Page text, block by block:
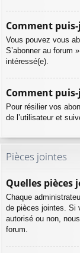
Comment
Vous pouvez vous
S’abonner au forum
intéressé(e).
Comment
Pour résilier vos
de l’utilisateur et
Pièces jointes
Quelles pièces
Chaque
de pièces jointes. Si
autorisé ou non,
forum.